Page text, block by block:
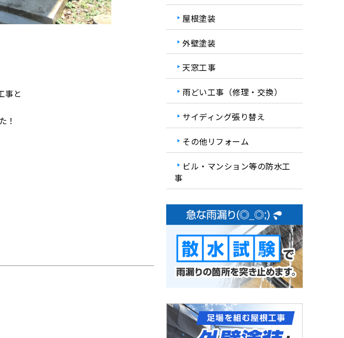
事と
！
屋根塗装
外壁塗装
天窓工事
雨どい工事（修理・交換）
サイディング張り替え
その他リフォーム
ビル・マンション等の防水工
事